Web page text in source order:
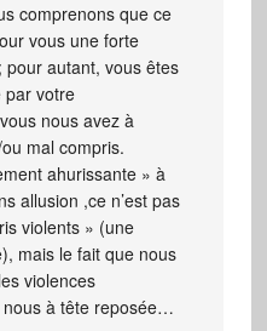
comprenons que ce
vous une forte
autant, vous êtes
par votre
nous avez à
mal compris.
ahurissante » à
allusion ,ce n’est pas
violents » (une
mais le fait que nous
violences
nous à tête reposée…